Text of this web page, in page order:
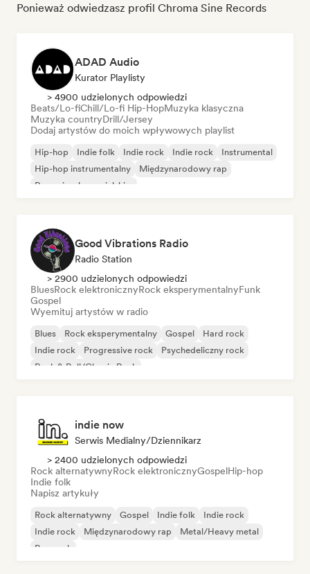
Ponieważ odwiedzasz profil Chroma Sine Records
ADAD Audio
Kurator Playlisty
> 4900 udzielonych odpowiedzi
Beats/Lo-fiChill/Lo-fi Hip-HopMuzyka klasyczna
Muzyka countryDrill/Jersey
Dodaj artystów do moich wpływowych playlist
Hip-hop Indie folk Indie rock Indie rock
Instrumental
Hip-hop instrumentalny
Międzynarodowy rap
Rap w języku angielskim
Good Vibrations Radio
Radio Station
> 2900 udzielonych odpowiedzi
BluesRock elektronicznyRock eksperymentalnyFunk
Gospel
Wyemituj artystów w radio
Blues Rock eksperymentalny Gospel
Hard rock
Indie rock
Progressive rock
Psychedeliczny rock
Rock & Roll/Classic Rock
indie now
Serwis Medialny/Dziennikarz
> 2400 udzielonych odpowiedzi
Rock alternatywnyRock elektronicznyGospelHip-hop
Indie folk
Napisz artykuły
Rock alternatywny Gospel Indie folk
Indie rock
Indie rock
Międzynarodowy rap
Metal/Heavy metal
Pop rock